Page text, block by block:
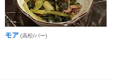
モア (高松/バー)